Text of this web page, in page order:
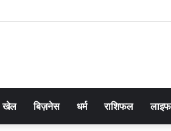
खेल बिज़नेस धर्म राशिफल